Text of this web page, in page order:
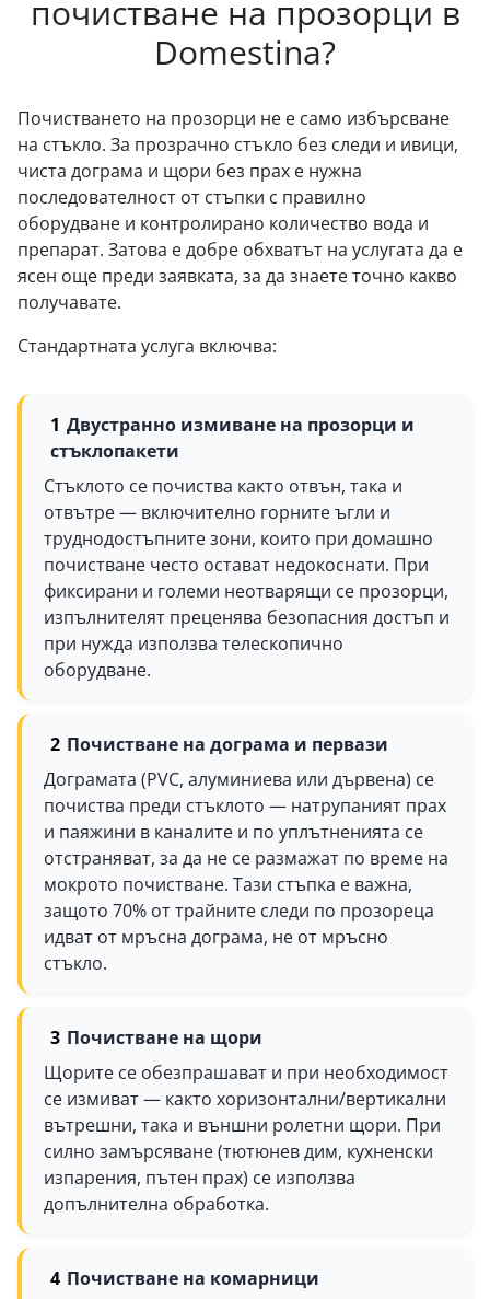
почистване на прозорци в
Domestina?
Почистването на прозорци не е само избърсване
на стъкло. За прозрачно стъкло без следи и ивици,
чиста дограма и щори без прах е нужна
последователност от стъпки с правилно
оборудване и контролирано количество вода и
препарат. Затова е добре обхватът на услугата да е
ясен още преди заявката, за да знаете точно какво
получавате.
Стандартната услуга включва:
Двустранно измиване на прозорци и
стъклопакети
Стъклото се почиства както отвън, така и
отвътре — включително горните ъгли и
труднодостъпните зони, които при домашно
почистване често остават недокоснати. При
фиксирани и големи неотварящи се прозорци,
изпълнителят преценява безопасния достъп и
при нужда използва телескопично
оборудване.
Почистване на дограма и первази
Дограмата (PVC, алуминиева или дървена) се
почиства преди стъклото — натрупаният прах
и паяжини в каналите и по уплътненията се
отстраняват, за да не се размажат по време на
мокрото почистване. Тази стъпка е важна,
защото 70% от трайните следи по прозореца
идват от мръсна дограма, не от мръсно
стъкло.
Почистване на щори
Щорите се обезпрашават и при необходимост
се измиват — както хоризонтални/вертикални
вътрешни, така и външни ролетни щори. При
силно замърсяване (тютюнев дим, кухненски
изпарения, пътен прах) се използва
допълнителна обработка.
Почистване на комарници